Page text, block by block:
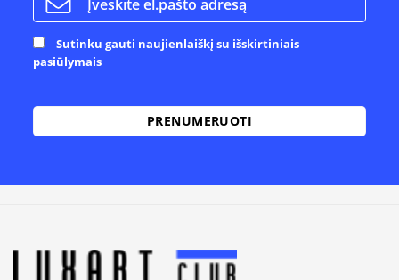
Sutinku gauti naujienlaiškį su išskirtiniais
pasiūlymais